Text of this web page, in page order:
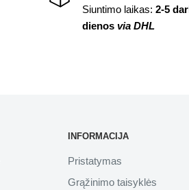
Siuntimo laikas: 2-5
dienosvia DHL
INFORMACIJA
Pristatymas
Grąžinimo taisyklės